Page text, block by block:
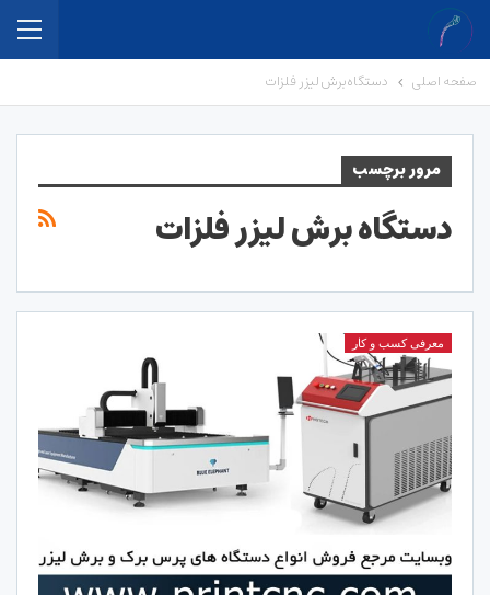
صفحه اصلی دستگاه برش لیزر فلزات
مرور برچسب
دستگاه برش لیزر فلزات
معرفی کسب و کار